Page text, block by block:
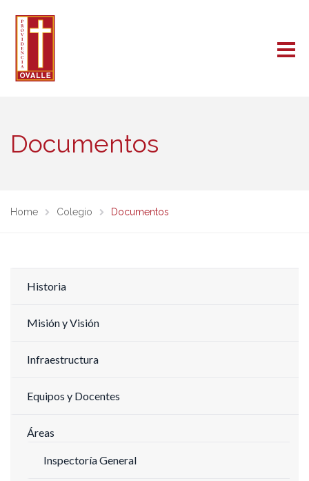
Documentos
Home Colegio Documentos
Historia
Misión y Visión
Infraestructura
Equipos y Docentes
Áreas
Inspectoría General